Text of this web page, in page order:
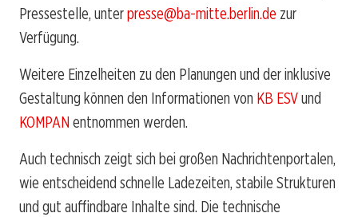
Pressestelle, unterpresse@ba-mitte.berlin.de zur
Verfügung.
Weitere Einzelheiten zu den Planungen und der inklusive
Gestaltung können den Informationen von KB ESVund
KOMPAN entnommen werden.
Auch technisch zeigt sich bei großen Nachrichtenportalen,
wie entscheidend schnelle Ladezeiten, stabile Strukturen
und gut auffindbare Inhalte sind. Die technische